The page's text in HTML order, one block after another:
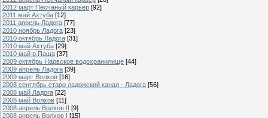
2012 март Песчаный карьер [92]
2011 май Ахтуба [12]
2011 апрель Ладога [77]
2010 ноябрь Ладога [23]
2010 октябрь Ладога [31]
2010 май Ахтуба [29]
2010 май р.Паша [37]
2009 октябрь Нарвское водохранилище [44]
2009 апрель Ладога [39]
2009 март Волхов [16]
2008 сентябрь старо ладожский канал - Ладога [56]
2008 май Ладога [22]
2008 май Волхов [11]
2008 апрель Волхов II [9]
2008 апрель Волхов I [15]